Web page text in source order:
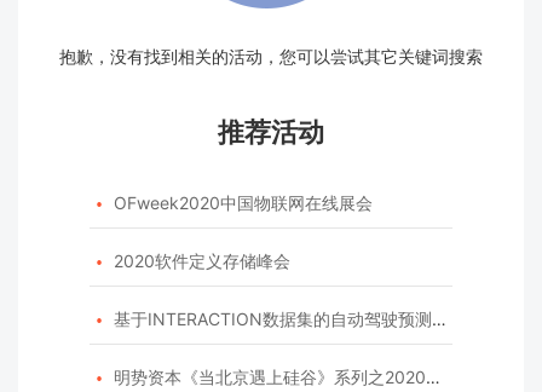
抱歉，没有找到相关的活动，您可以尝试其它关键词搜索
推荐活动
 OFweek2020中国物联网在线展会
 2020软件定义存储峰会
 基于INTERACTION数据集的自动驾驶预测模型挑战赛
 明势资本《当北京遇上硅谷》系列之2020年度开源峰会